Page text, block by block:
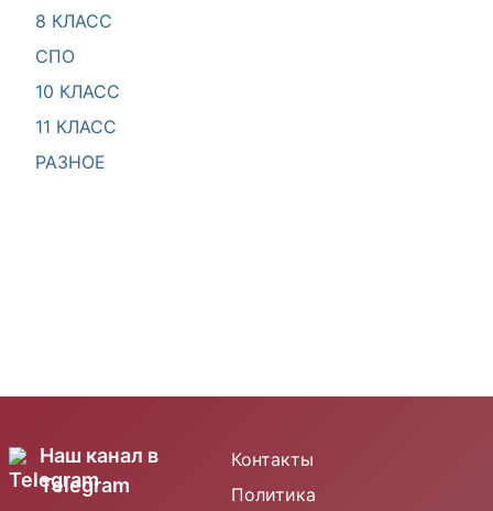
8 КЛАСС
СПО
10 КЛАСС
11 КЛАСС
РАЗНОЕ
Наш канал в
Telegram
Контакты
Политика